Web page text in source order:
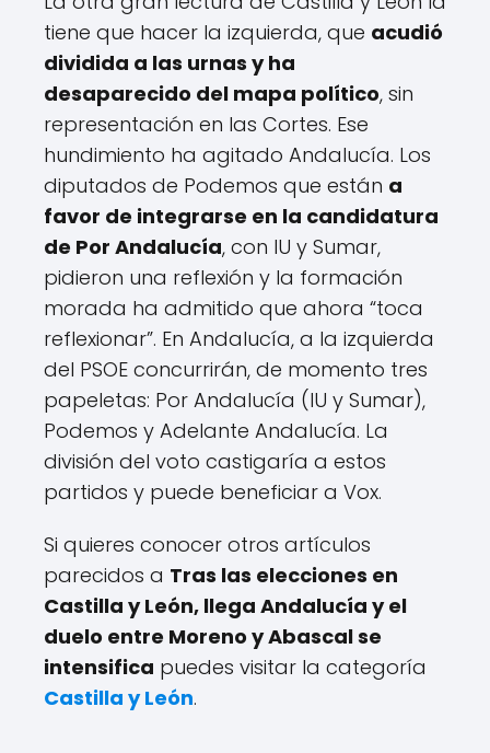
tiene que hacer la izquierda, que acudió
dividida a las urnas y ha
desaparecido del mapa político, sin
representación en las Cortes. Ese
hundimiento ha agitado Andalucía. Los
diputados de Podemos que están a
favor de integrarse en la candidatura
de Por Andalucía, con IU y Sumar,
pidieron una reflexión y la formación
morada ha admitido que ahora “toca
reflexionar”. En Andalucía, a la izquierda
del PSOE concurrirán, de momento tres
papeletas: Por Andalucía (IU y Sumar),
Podemos y Adelante Andalucía. La
división del voto castigaría a estos
partidos y puede beneficiar a Vox.
Si quieres conocer otros artículos
parecidos a Tras las elecciones en
Castilla y León, llega Andalucía y el
duelo entre Moreno y Abascal se
intensifica puedes visitar la categoría
Castilla y León.